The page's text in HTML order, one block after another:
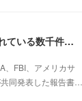
CVE-2022-42475：漏洩されている数千件のパッチ未適用のFortinet脆弱性
、FBI、アメリカサ
同発表した報告書…